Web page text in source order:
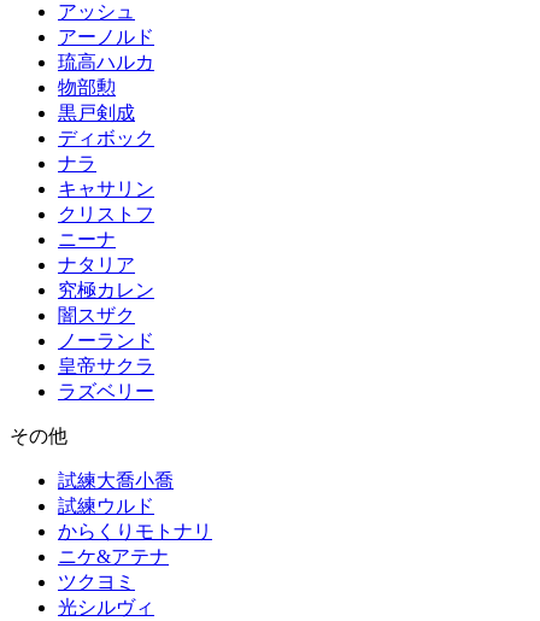
アッシュ
アーノルド
琉高ハルカ
物部勲
黒戸剣成
ディボック
ナラ
キャサリン
クリストフ
ニーナ
ナタリア
究極カレン
闇スザク
ノーランド
皇帝サクラ
ラズベリー
その他
試練大喬小喬
試練ウルド
からくりモトナリ
ニケ&アテナ
ツクヨミ
光シルヴィ